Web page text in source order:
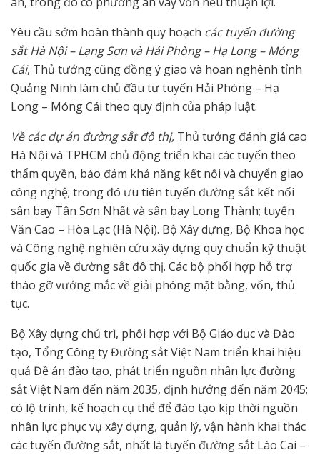
Yêu cầu sớm hoàn thành quy hoạch các tuyến đường
sắt Hà Nội – Lạng Sơn và Hải Phòng – Hạ Long – Móng
Cái, Thủ tướng cũng đồng ý giao và hoan nghênh tỉnh
Quảng Ninh làm chủ đầu tư tuyến Hải Phòng – Hạ
Long – Móng Cái theo quy định của pháp luật.
Về các dự án đường sắt đô thị, Thủ tướng đánh giá cao
Hà Nội và TPHCM chủ động triển khai các tuyến theo
thẩm quyền, bảo đảm khả năng kết nối và chuyển giao
công nghệ; trong đó ưu tiên tuyến đường sắt kết nối
sân bay Tân Sơn Nhất và sân bay Long Thành; tuyến
Văn Cao – Hòa Lạc (Hà Nội). Bộ Xây dựng, Bộ Khoa học
và Công nghệ nghiên cứu xây dựng quy chuẩn kỹ thuật
quốc gia về đường sắt đô thị. Các bộ phối hợp hỗ trợ
tháo gỡ vướng mắc về giải phóng mặt bằng, vốn, thủ
tục.
Bộ Xây dựng chủ trì, phối hợp với Bộ Giáo dục và Đào
tạo, Tổng Công ty Đường sắt Việt Nam triển khai hiệu
quả Đề án đào tạo, phát triển nguồn nhân lực đường
sắt Việt Nam đến năm 2035, định hướng đến năm 2045;
có lộ trình, kế hoạch cụ thể để đào tạo kịp thời nguồn
nhân lực phục vụ xây dựng, quản lý, vận hành khai thác
các tuyến đường sắt, nhất là tuyến đường sắt Lào Cai –